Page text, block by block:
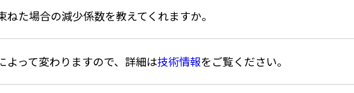
ねた場合の減少係数を教えてくれますか。
よって変わりますので、詳細は技術情報をご覧ください。